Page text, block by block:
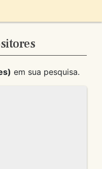
em sua pesquisa.